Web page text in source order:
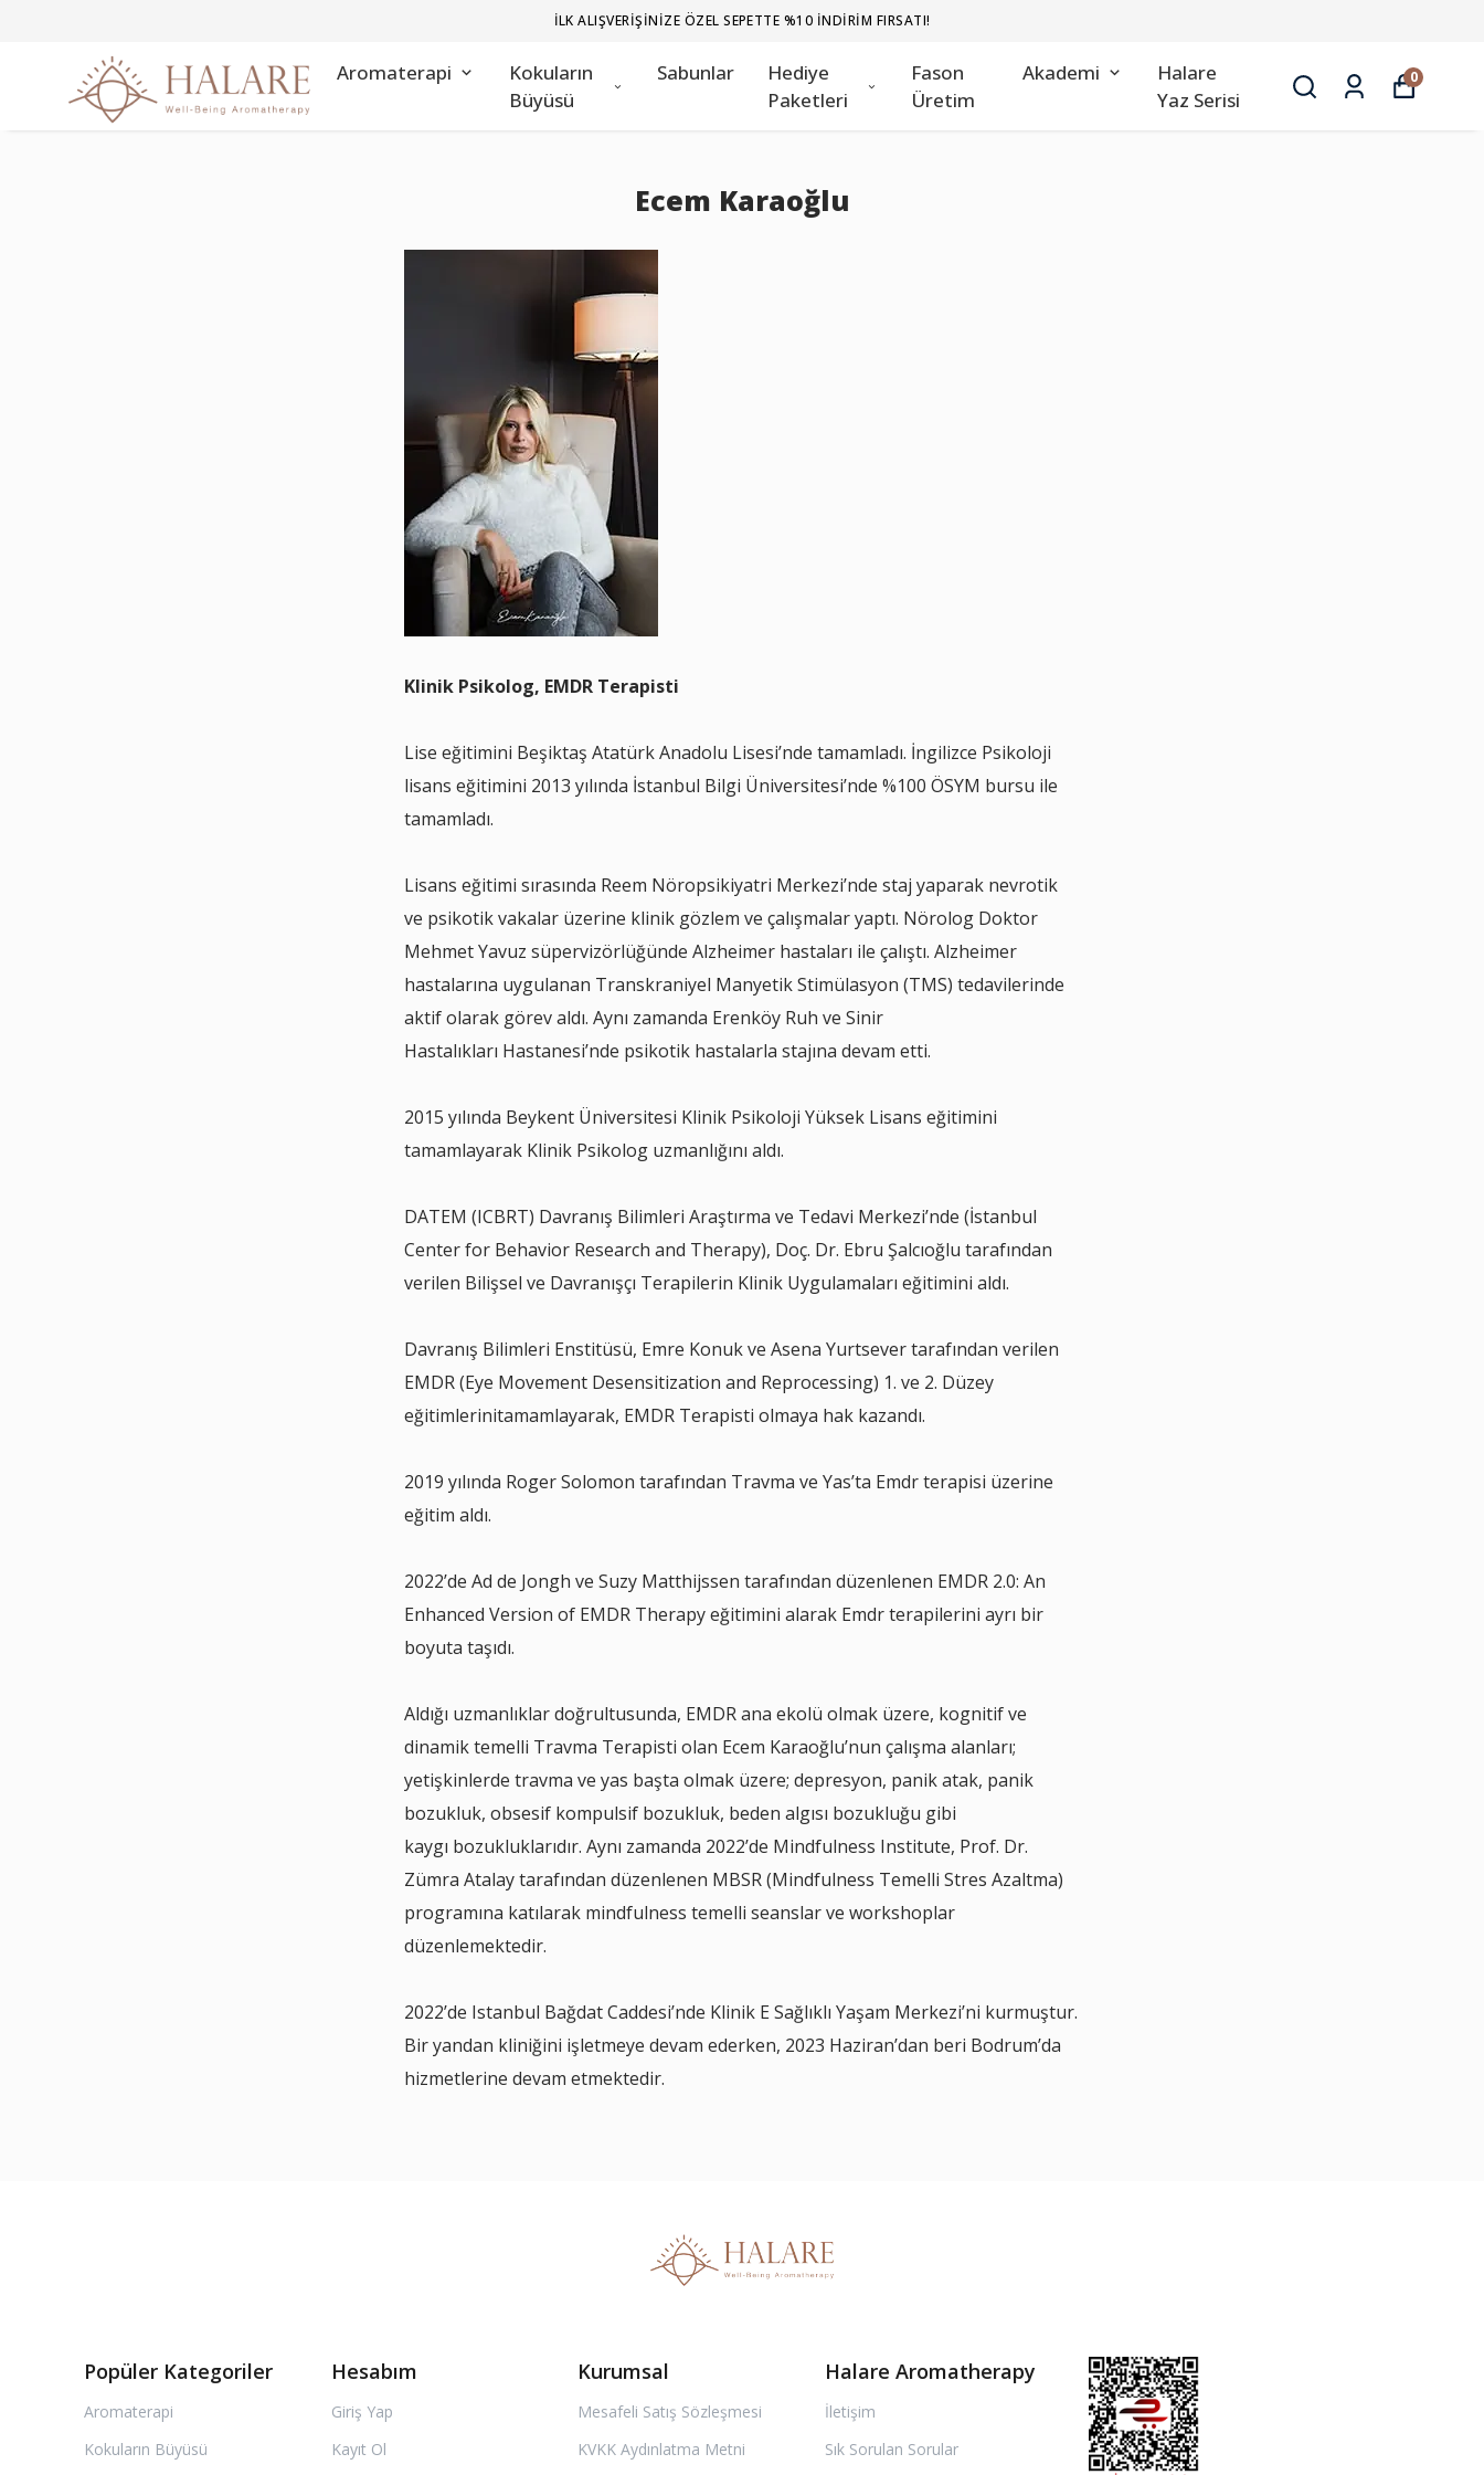
1000TL VE ÜZERI ÜCRETSIZ KARGO FIRSATI!
Aromaterapi
Kokuların
Büyüsü
Sabunlar
Hediye
Paketleri
Fason
Üretim
Akademi
Halare
Yaz Serisi
0
Ecem Karaoğlu
Klinik Psikolog, EMDR Terapisti
Lise eğitimini Beşiktaş Atatürk Anadolu Lisesi’nde tamamladı. İngilizce Psikoloji
lisans eğitimini 2013 yılında İstanbul Bilgi Üniversitesi’nde %100 ÖSYM bursu ile
tamamladı.
Lisans eğitimi sırasında Reem Nöropsikiyatri Merkezi’nde staj yaparak nevrotik
ve psikotik vakalar üzerine klinik gözlem ve çalışmalar yaptı. Nörolog Doktor
Mehmet Yavuz süpervizörlüğünde Alzheimer hastaları ile çalıştı. Alzheimer
hastalarına uygulanan Transkraniyel Manyetik Stimülasyon (TMS) tedavilerinde
aktif olarak görev aldı. Aynı zamanda Erenköy Ruh ve Sinir
Hastalıkları Hastanesi’nde psikotik hastalarla stajına devam etti.
2015 yılında Beykent Üniversitesi Klinik Psikoloji Yüksek Lisans eğitimini
tamamlayarak Klinik Psikolog uzmanlığını aldı.
DATEM (ICBRT) Davranış Bilimleri Araştırma ve Tedavi Merkezi’nde (İstanbul
Center for Behavior Research and Therapy), Doç. Dr. Ebru Şalcıoğlu tarafından
verilen Bilişsel ve Davranışçı Terapilerin Klinik Uygulamaları eğitimini aldı.
Davranış Bilimleri Enstitüsü, Emre Konuk ve Asena Yurtsever tarafından verilen
EMDR (Eye Movement Desensitization and Reprocessing) 1. ve 2. Düzey
eğitimlerinitamamlayarak, EMDR Terapisti olmaya hak kazandı.
2019 yılında Roger Solomon tarafından Travma ve Yas’ta Emdr terapisi üzerine
eğitim aldı.
2022’de Ad de Jongh ve Suzy Matthijssen tarafından düzenlenen EMDR 2.0: An
Enhanced Version of EMDR Therapy eğitimini alarak Emdr terapilerini ayrı bir
boyuta taşıdı.
Aldığı uzmanlıklar doğrultusunda, EMDR ana ekolü olmak üzere, kognitif ve
dinamik temelli Travma Terapisti olan Ecem Karaoğlu’nun çalışma alanları;
yetişkinlerde travma ve yas başta olmak üzere; depresyon, panik atak, panik
bozukluk, obsesif kompulsif bozukluk, beden algısı bozukluğu gibi
kaygı bozukluklarıdır. Aynı zamanda 2022’de Mindfulness Institute, Prof. Dr.
Zümra Atalay tarafından düzenlenen MBSR (Mindfulness Temelli Stres Azaltma)
programına katılarak mindfulness temelli seanslar ve workshoplar
düzenlemektedir.
2022’de Istanbul Bağdat Caddesi’nde Klinik E Sağlıklı Yaşam Merkezi’ni kurmuştur.
Bir yandan kliniğini işletmeye devam ederken, 2023 Haziran’dan beri Bodrum’da
hizmetlerine devam etmektedir.
Popüler Kategoriler
Aromaterapi
Kokuların Büyüsü
Hesabım
Giriş Yap
Kayıt Ol
Kurumsal
Mesafeli Satış Sözleşmesi
KVKK Aydınlatma Metni
Halare Aromatherapy
İletişim
Sık Sorulan Sorular